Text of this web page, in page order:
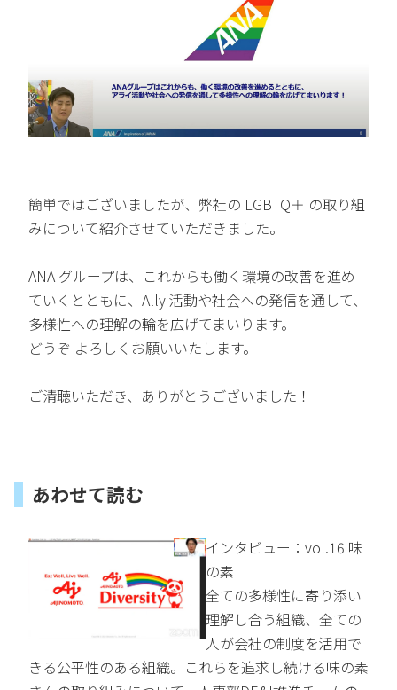
簡単ではございましたが、弊社の LGBTQ＋ の取り組
みについて紹介させていただきました。
ANA グループは、これからも働く環境の改善を進め
ていくとともに、Ally 活動や社会への発信を通して、
多様性への理解の輪を広げてまいります。
どうぞ よろしくお願いいたします。
ご清聴いただき、ありがとうございました！
あわせて読む
インタビュー：vol.16 味
の素
全ての多様性に寄り添い
理解し合う組織、全ての
人が会社の制度を活用で
きる公平性のある組織。これらを追求し続ける味の素